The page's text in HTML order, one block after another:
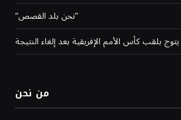
“نحن بلد القصص”
بلقب كأس الأمم الإفريقية بعد إلغاء النتيجة
من نحن